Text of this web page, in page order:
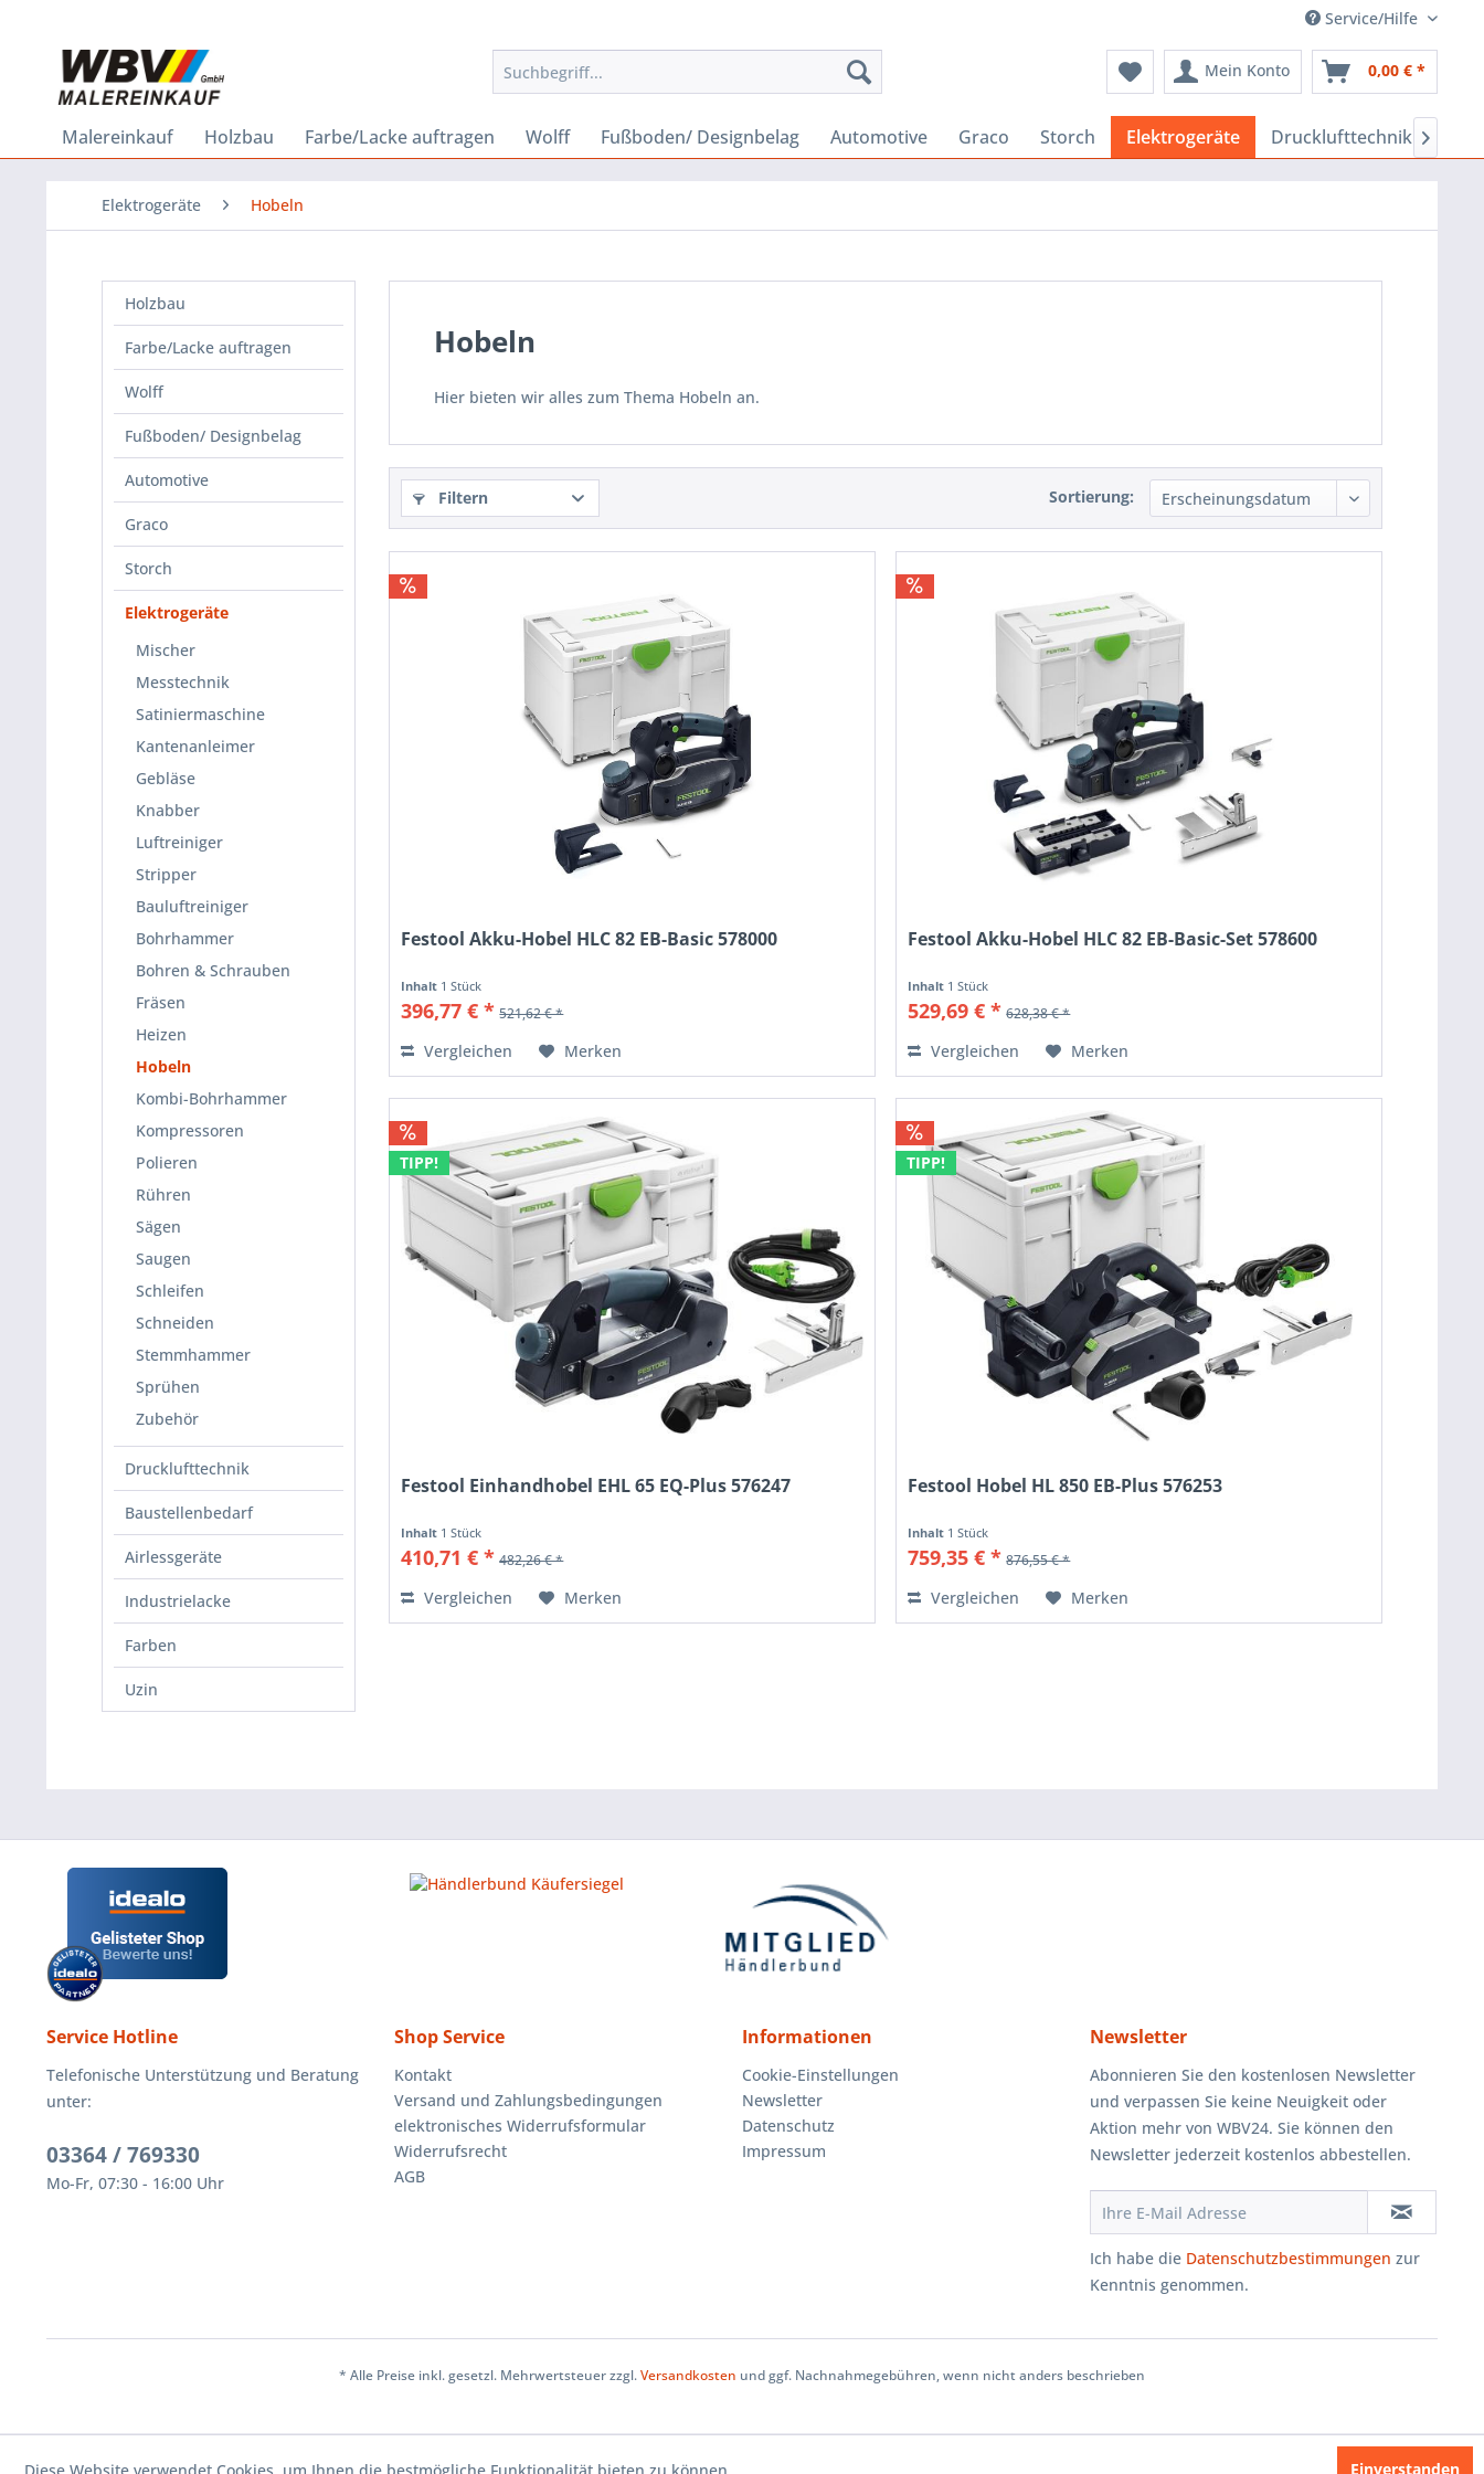
Service/Hilfe
Mein Konto 0,00 € *
Malereinkauf Holzbau Farbe/Lacke auftragen Wolff Fußboden/ Designbelag Automotive Graco Storch Elektrogeräte Drucklufttechnik 
Elektrogeräte Hobeln
Holzbau
Farbe/Lacke auftragen
Wolff
Fußboden/ Designbelag
Automotive
Graco
Storch
Elektrogeräte
Mischer
Messtechnik
Satiniermaschine
Kantenanleimer
Gebläse
Knabber
Luftreiniger
Stripper
Bauluftreiniger
Bohrhammer
Bohren & Schrauben
Fräsen
Heizen
Hobeln
Kombi-Bohrhammer
Kompressoren
Polieren
Rühren
Sägen
Saugen
Schleifen
Schneiden
Stemmhammer
Sprühen
Zubehör
Drucklufttechnik
Baustellenbedarf
Airlessgeräte
Industrielacke
Farben
Uzin
Hobeln
Hier bieten wir alles zum Thema Hobeln an.
Filtern Sortierung:
Festool Akku-Hobel HLC 82 EB-Basic 578000
Inhalt 1 Stück
396,77 € * 521,62 € *
Vergleichen Merken
Festool Akku-Hobel HLC 82 EB-Basic-Set 578600
Inhalt 1 Stück
529,69 € * 628,38 € *
Vergleichen Merken
TIPP!
Festool Einhandhobel EHL 65 EQ-Plus 576247
Inhalt 1 Stück
410,71 € * 482,26 € *
Vergleichen Merken
TIPP!
Festool Hobel HL 850 EB-Plus 576253
Inhalt 1 Stück
759,35 € * 876,55 € *
Vergleichen Merken
Service Hotline
Telefonische Unterstützung und Beratung
unter:
03364 / 769330
Mo-Fr, 07:30 - 16:00 Uhr
Shop Service
Kontakt
Versand und Zahlungsbedingungen
elektronisches Widerrufsformular
Widerrufsrecht
AGB
Informationen
Cookie-Einstellungen
Newsletter
Datenschutz
Impressum
Newsletter
Abonnieren Sie den kostenlosen Newsletter
und verpassen Sie keine Neuigkeit oder
Aktion mehr von WBV24. Sie können den
Newsletter jederzeit kostenlos abbestellen.
Ich habe die Datenschutzbestimmungen zur
Kenntnis genommen.
* Alle Preise inkl. gesetzl. Mehrwertsteuer zzgl.Versandkosten und ggf. Nachnahmegebühren, wenn nicht anders beschrieben
Einverstanden